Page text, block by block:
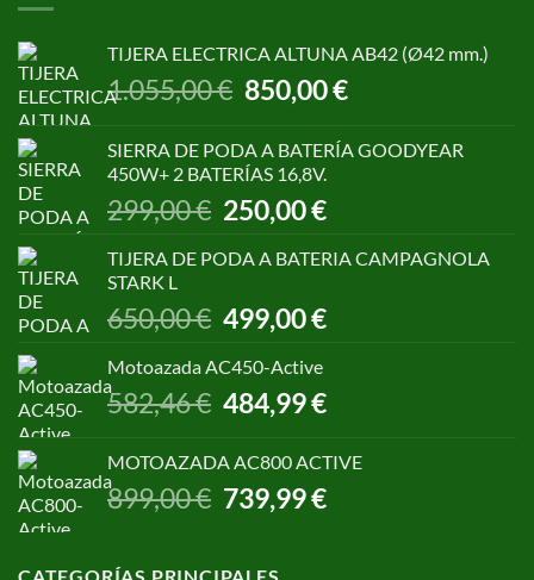
TIJERA ELECTRICA ALTUNA AB42 (Ø42 mm.)
1.055,00€ El
precio
era:
1.055,00 €.
850,00€El
es:
SIERRA DE PODA A BATERÍA GOODYEAR
450W+ 2 BATERÍAS 16,8V.
299,00€ El
precio
original
299,00 €.
250,00€El
actual
250,00 €.
TIJERA DE PODA A BATERIA CAMPAGNOLA
STARK L
650,00€
El
precio
original
650,00 €.
499,00€El
499,00 €.
Motoazada AC450-Active
582,46€
El
precio
era:
582,46 €.
484,99€El
es:
484,99 €.
MOTOAZADA AC800 ACTIVE
899,00€ El
precio
era:
739,99€El